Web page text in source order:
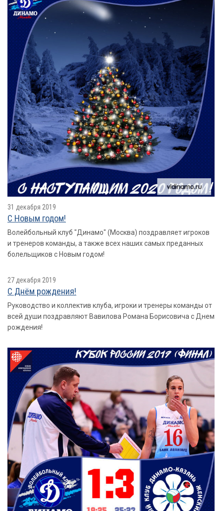
31 декабря 2019
С Новым годом!
Волейбольный клуб "Динамо" (Москва) поздравляет игроков
и тренеров команды, а также всех наших самых преданных
болельщиков с Новым годом!
27 декабря 2019
С Днём рождения!
Руководство и коллектив клуба, игроки и тренеры команды от
всей души поздравляют Вавилова Романа Борисовича с Днем
рождения!